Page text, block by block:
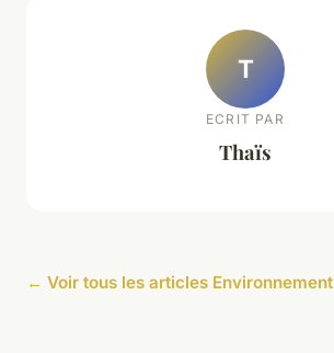
T
ECRIT PAR
Thaïs
← Voir tous les articles Environnement